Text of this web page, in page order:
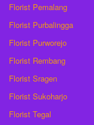
Florist Pemalang
Florist Purbalingga
Florist Purworejo
Florist Rembang
Florist Sragen
Florist Sukoharjo
Florist Tegal